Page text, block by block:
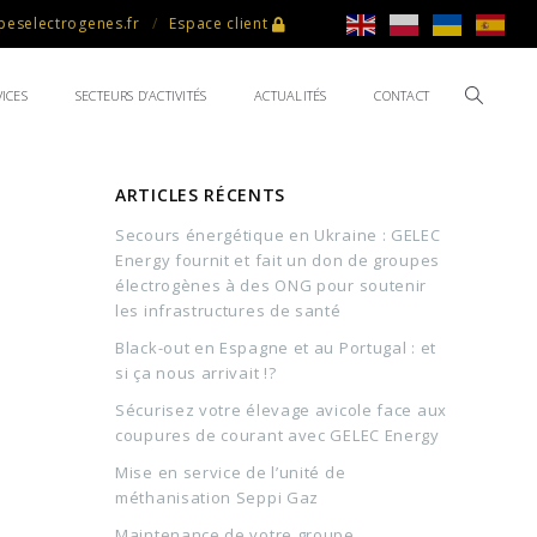
Espace client
SECTEURS D’ACTIVITÉS ACTUALITÉS CONTACT
ARTICLES RÉCENTS
Secours énergétique en Ukraine : GELEC
Energy fournit et fait un don de groupes
électrogènes à des ONG pour soutenir
les infrastructures de santé
Black-out en Espagne et au Portugal : et
si ça nous arrivait !?
Sécurisez votre élevage avicole face aux
coupures de courant avec GELEC Energy
Mise en service de l’unité de
méthanisation Seppi Gaz